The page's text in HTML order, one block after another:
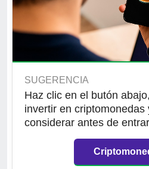
SUGERENCIA
Haz clic en el butón
invertir en criptomonedas
considerar antes de